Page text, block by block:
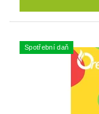
Spotřební daň